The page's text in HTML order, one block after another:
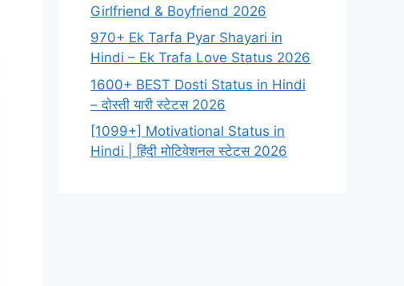
Girlfriend & Boyfriend 2026
970+ Ek Tarfa Pyar Shayari in
Hindi – Ek Trafa Love Status 2026
1600+ BEST Dosti Status in Hindi
– दोस्ती यारी स्टेटस 2026
[1099+] Motivational Status in
Hindi | हिंदी मोटिवेशनल स्टेटस 2026